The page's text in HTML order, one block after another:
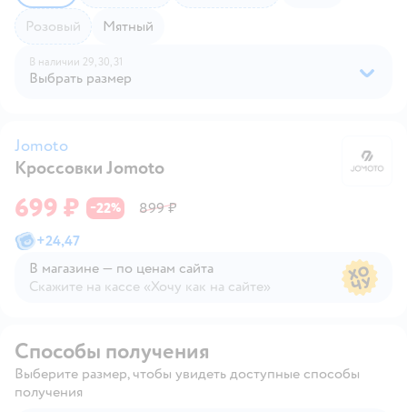
Розовый
Мятный
В наличии 29, 30, 31
Выбрать размер
Jomoto
Кроссовки Jomoto
699 ₽ −22%
899 ₽
+24,47
В магазине — по ценам сайта
Скажите на кассе «Хочу как на сайте»
Способы получения
Выберите размер, чтобы увидеть доступные способы
получения